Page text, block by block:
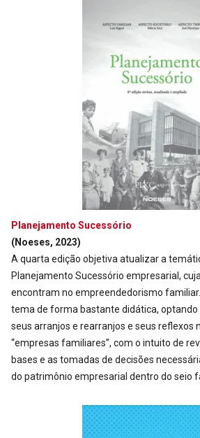
Planejamento Sucessório
(Noeses, 2023)
A quarta edição objetiva atualizar a
Planejamento Sucessório empresarial,
encontram no empreendedorismo
tema de forma bastante didática, optando
seus arranjos e rearranjos e seus reflexos
“empresas familiares”, com o intuito de
bases e as tomadas de decisões
do patrimônio empresarial dentro do seio